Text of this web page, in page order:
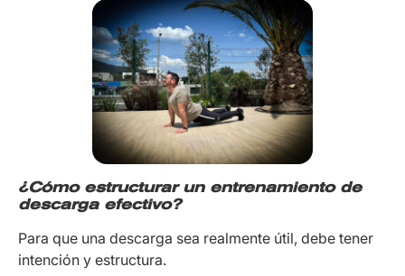
¿Cómo estructurar un entrenamiento de
descarga efectivo?
Para que una descarga sea realmente útil, debe tener
intención y estructura.